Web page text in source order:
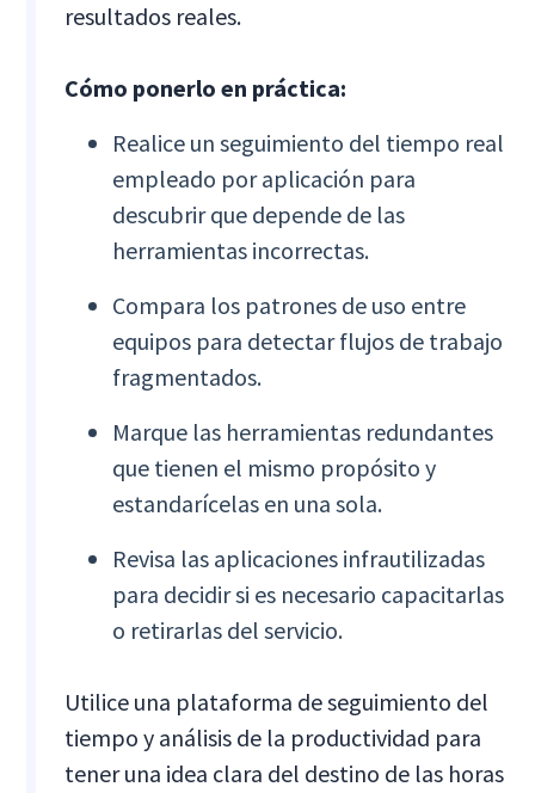
resultados reales.
Cómo ponerlo en práctica:
Realice un seguimiento del tiempo real
empleado por aplicación para
descubrir que depende de las
herramientas incorrectas.
Compara los patrones de uso entre
equipos para detectar flujos de trabajo
fragmentados.
Marque las herramientas redundantes
que tienen el mismo propósito y
estandarícelas en una sola.
Revisa las aplicaciones infrautilizadas
para decidir si es necesario capacitarlas
o retirarlas del servicio.
Utilice una plataforma de seguimiento del
tiempo y análisis de la productividad para
tener una idea clara del destino de las horas